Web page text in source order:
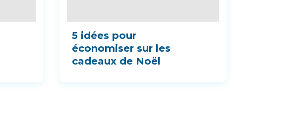
5 idées pour
économiser sur les
cadeaux de Noël